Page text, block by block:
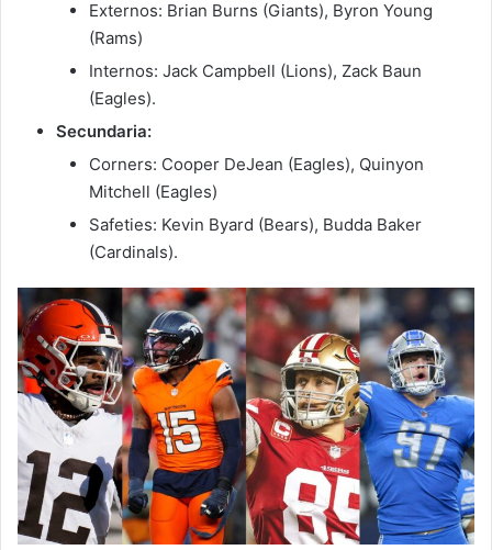
Externos: Brian Burns (Giants), Byron Young
(Rams)
Internos: Jack Campbell (Lions), Zack Baun
(Eagles).
Secundaria:
Corners: Cooper DeJean (Eagles), Quinyon
Mitchell (Eagles)
Safeties: Kevin Byard (Bears), Budda Baker
(Cardinals).